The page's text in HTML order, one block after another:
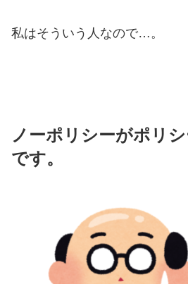
私はそういう人なので…。
ノーポリシーがポリ
です。